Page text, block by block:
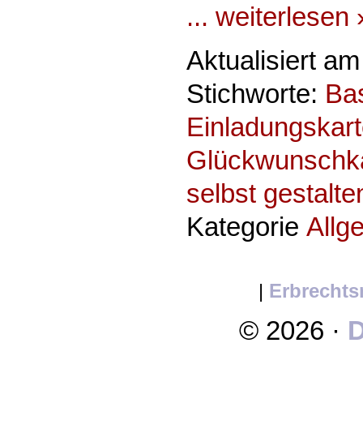
... weiterlesen
Aktualisiert
Stichworte:
selbst
Kategorie
|
© 2026 ·